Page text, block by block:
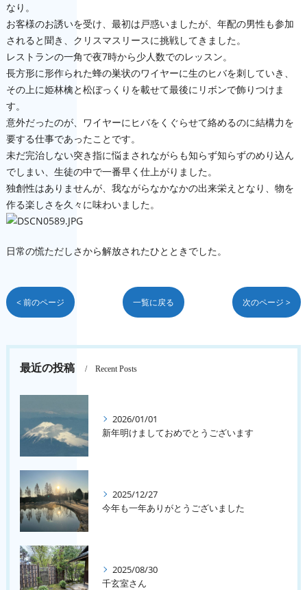
なり。
お客様のお誘いを受け、最初は戸惑いましたが、年配の男性も参加
されると聞き、クリスマスリースに挑戦してきました。
レストランの一角で夜7時から少人数でのレッスン。
長方形に形作られた蜂の巣状のワイヤーに生のヒバを刺していき、
その上に姫林檎と松ぼっくりを載せて最後にリボンで飾りつけま
す。
意外だったのが、ワイヤーにヒバをくぐらせて絡めるのに結構力を
要する仕事であったことです。
未だ完治しない突き指に悩まされながらも知らず知らずのめり込ん
でしまい、生徒の中で一番早く仕上がりました。
独創性はありませんが、我ながらなかなかの出来栄えとなり、物を
作る楽しさを久々に味わいました。
日常の慌ただしさから解放されたひとときでした。
< 前のページ 一覧に戻る 次のページ >
最近の投稿 Recent Posts
2026/01/01
新年明けましておめでとうございます
2025/12/27
今年も一年ありがとうございました
2025/08/30
千玄室さん